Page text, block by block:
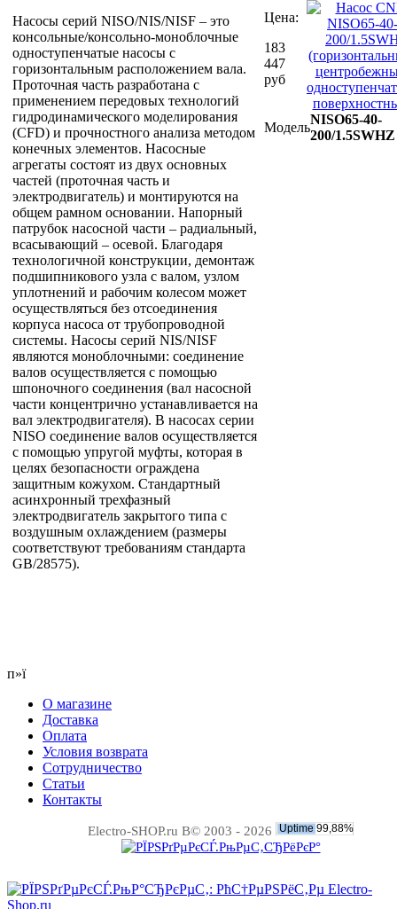
Насосы серий NISO/NIS/NISF – это
консольные/консольно-моноблочные
одноступенчатые насосы с
горизонтальным расположением вала.
Проточная часть разработана с
применением передовых технологий
гидродинамического моделирования
(CFD) и прочностного анализа методом
конечных элементов. Насосные
агрегаты состоят из двух основных
частей (проточная часть и
электродвигатель) и монтируются на
общем рамном основании. Напорный
патрубок насосной части – радиальный,
всасывающий – осевой. Благодаря
технологичной конструкции, демонтаж
подшипникового узла с валом, узлом
уплотнений и рабочим колесом может
осуществляться без отсоединения
корпуса насоса от трубопроводной
системы. Насосы серий NIS/NISF
являются моноблочными: соединение
валов осуществляется с помощью
шпоночного соединения (вал насосной
части концентрично устанавливается на
вал электродвигателя). В насосах серии
NISO соединение валов осуществляется
с помощью упругой муфты, которая в
целях безопасности ограждена
защитным кожухом. Стандартный
асинхронный трехфазный
электродвигатель закрытого типа с
воздушным охлаждением (размеры
соответствуют требованиям стандарта
GB/28575).
Цена:
183
447
руб
Модель
NISO65-40-
200/1.5SWHZ
п»ї
О магазине
Доставка
Оплата
Условия возврата
Сотрудничество
Статьи
Контакты
Electro-SHOP.ru В© 2003 - 2026